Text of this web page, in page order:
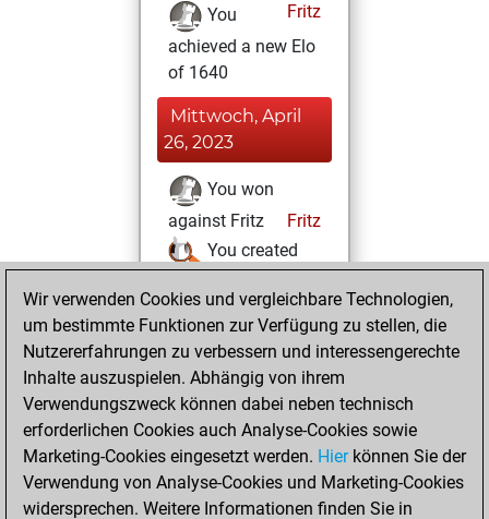
Fritz
You
achieved a new Elo
of 1640
Mittwoch, April
26, 2023
You won
against Fritz
Fritz
You created
Studies
Dienstag,
April 25, 2023
You created
your Fritz account
Fritz
You
played 1 blitz games
Wir verwenden Cookies und vergleichbare Technologien,
um bestimmte Funktionen zur Verfügung zu stellen, die
Nutzererfahrungen zu verbessern und interessengerechte
Inhalte auszuspielen. Abhängig von ihrem
Verwendungszweck können dabei neben technisch
erforderlichen Cookies auch Analyse-Cookies sowie
Marketing-Cookies eingesetzt werden. Hierkönnen Sie der
Verwendung von Analyse-Cookies und Marketing-Cookies
widersprechen. Weitere Informationen finden Sie in